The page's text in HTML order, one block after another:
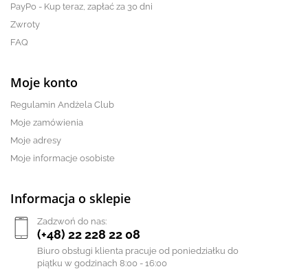
PayPo - Kup teraz, zapłać za 30 dni
Zwroty
FAQ
Moje konto
Regulamin Andżela Club
Moje zamówienia
Moje adresy
Moje informacje osobiste
Informacja o sklepie
Zadzwoń do nas:
(+48) 22 228 22 08
Biuro obsługi klienta pracuje od poniedziałku do
piątku w godzinach 8:00 - 16:00